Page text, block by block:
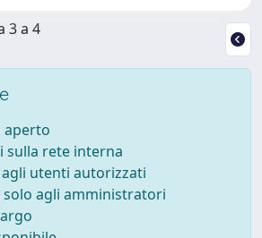
3 a 4
aperto
sulla rete interna
utenti autorizzati
agli amministratori